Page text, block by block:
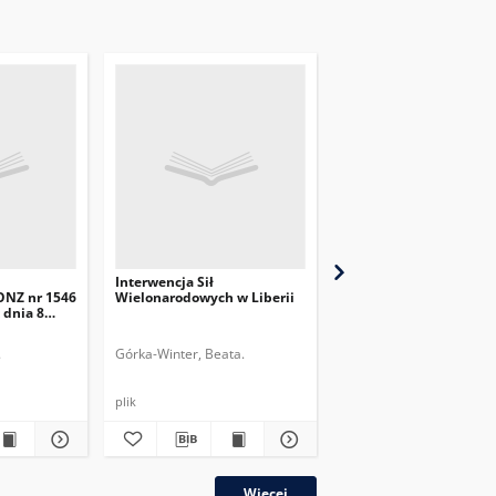
nr 1546
dnia 8
Interwencja Sił
Wielonarodowych w Liberii
Górka-Winter, Beata.
plik